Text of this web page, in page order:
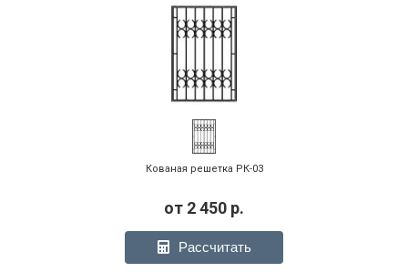
Кованая решетка РК-03
от 2 450 р.
Рассчитать